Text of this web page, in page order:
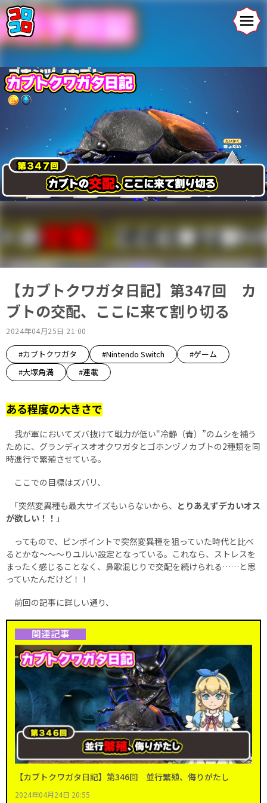
【カブトクワガタ日記】第347回 カ
ブトの交配、ここに来て割り切る
2024年04月25日 21:00
#カブトクワガタ #Nintendo Switch
#ゲーム
#大塚角満
#連載
ある程度の大きさで
我が軍においてズバ抜けて戦力が低い“冷静（青）”のムシを補う
ために、グランディスオオクワガタとゴホンヅノカブトの2種類を同
時進行で繁殖させている。
ここでの目標はズバリ、
｢突然変異種も最大サイズもいらないから、 とりあえずデカいオス
が欲しい！！ ｣
ってもので、ピンポイントで突然変異種を狙っていた時代と比べ
るとかな～～～りユルい設定となっている。これなら、ストレスを
まったく感じることなく、鼻歌混じりで交配を続けられる……と思
っていたんだけど！！
前回の記事に詳しい通り、
関連記事
【カブトクワガタ日記】第346回 並行繁殖、侮りがたし
2024年04月24日 20:55